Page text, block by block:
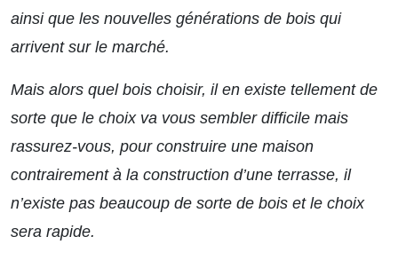
ainsi que les nouvelles générations de bois qui
arrivent sur le marché.
Mais alors quel bois choisir, il en existe tellement de
sorte que le choix va vous sembler difficile mais
rassurez-vous, pour construire une maison
contrairement à la construction d’une terrasse, il
n’existe pas beaucoup de sorte de bois et le choix
sera rapide.